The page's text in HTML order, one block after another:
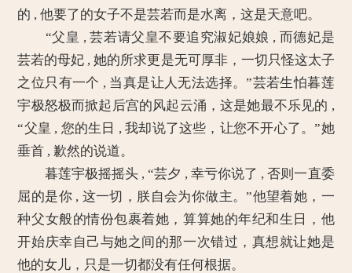
的 , 他要了的女子不是芸若而是水离，这是天意吧。
“父皇 , 芸若请父皇不要追究淑妃娘娘 , 而德妃是
芸若的母妃 , 她的所求更是无可厚非，一切只怪这太子
之位只有一个 , 当真是让人无法选择。”芸若生怕暮莲
宇极怒极而掀起后宫的风起云涌，这是她最不乐见的 ,
“父皇 , 您的生日 , 我却说了这些，让您不开心了。”她
垂首 , 歉然的说道。
暮莲宇极摇摇头 , “芸夕 , 幸亏你说了 , 否则一直委
屈的是你 , 这一切，朕自会为你做主。”他望着她，一
种父女般的情份包裹着她，算算她的年纪和生日，他
开始庆幸自己与她之间的那一次错过，真想就让她是
他的女儿，只是一切都没有任何根据。